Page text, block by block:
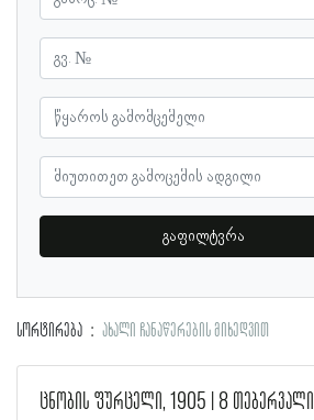
გაფილტვრა
სორტირება ახალი ჩანაწერების მიხედვით
ცნობის ფურცელი, 1905 | 8 თებერვალი